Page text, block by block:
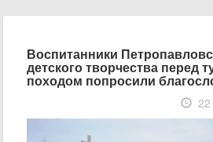
Воспитанники
детского творчества перед
походом попросили